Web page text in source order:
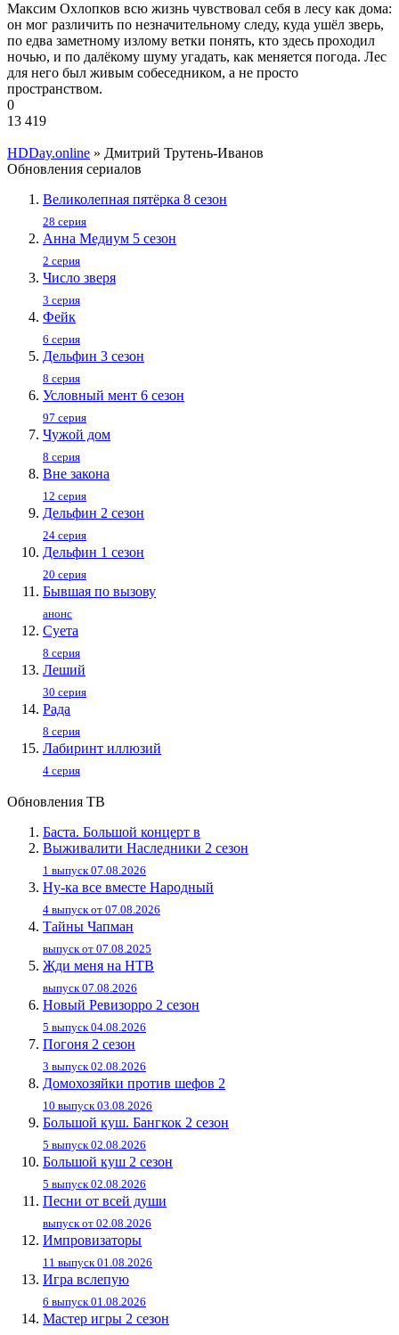
Максим Охлопков всю жизнь чувствовал себя в лесу как дома:
он мог различить по незначительному следу, куда ушёл зверь,
по едва заметному излому ветки понять, кто здесь проходил
ночью, и по далёкому шуму угадать, как меняется погода. Лес
для него был живым собеседником, а не просто
пространством.
0
13 419
HDDay.online » Дмитрий Трутень-Иванов
Обновления сериалов
Великолепная пятёрка 8 сезон
28 серия
Анна Медиум 5 сезон
2 серия
Число зверя
3 серия
Фейк
6 серия
Дельфин 3 сезон
8 серия
Условный мент 6 сезон
97 серия
Чужой дом
8 серия
Вне закона
12 серия
Дельфин 2 сезон
24 серия
Дельфин 1 сезон
20 серия
Бывшая по вызову
анонс
Суета
8 серия
Леший
30 серия
Рада
8 серия
Лабиринт иллюзий
4 серия
Обновления ТВ
Баста. Большой концерт в
Выживалити Наследники 2 сезон
1 выпуск 07.08.2026
Ну-ка все вместе Народный
4 выпуск от 07.08.2026
Тайны Чапман
выпуск от 07.08.2025
Жди меня на НТВ
выпуск 07.08.2026
Новый Ревизорро 2 сезон
5 выпуск 04.08.2026
Погоня 2 сезон
3 выпуск 02.08.2026
Домохозяйки против шефов 2
10 выпуск 03.08.2026
Большой куш. Бангкок 2 сезон
5 выпуск 02.08.2026
Большой куш 2 сезон
5 выпуск 02.08.2026
Песни от всей души
выпуск от 02.08.2026
Импровизаторы
11 выпуск 01.08.2026
Игра вслепую
6 выпуск 01.08.2026
Мастер игры 2 сезон